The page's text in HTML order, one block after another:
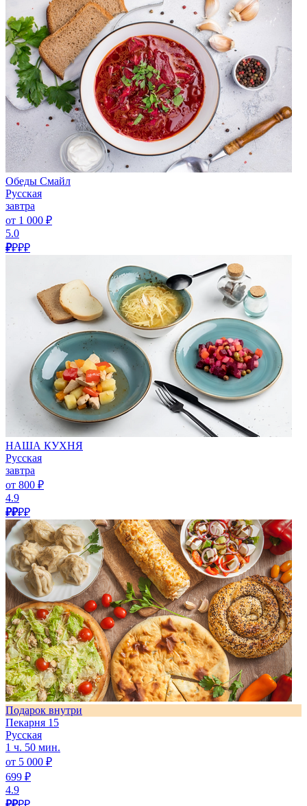
Обеды Смайл
Русская
завтра
от 1 000 ₽
5.0
₽₽₽₽
НАША КУХНЯ
Русская
завтра
от 800 ₽
4.9
₽₽₽₽
Подарок внутри
Пекарня 15
Русская
1 ч. 50 мин.
от 5 000 ₽
699 ₽
4.9